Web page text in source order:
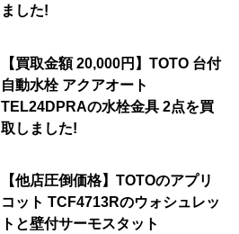
ました!
【買取金額 20,000円】TOTO 台付
自動水栓 アクアオート
TEL24DPRAの水栓金具 2点を買
取しました!
【他店圧倒価格】TOTOのアプリ
コット TCF4713Rのウォシュレッ
トと壁付サーモスタット